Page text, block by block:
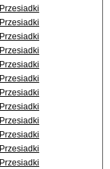
Przesiadki
Przesiadki
Przesiadki
Przesiadki
Przesiadki
Przesiadki
Przesiadki
Przesiadki
Przesiadki
Przesiadki
Przesiadki
Przesiadki